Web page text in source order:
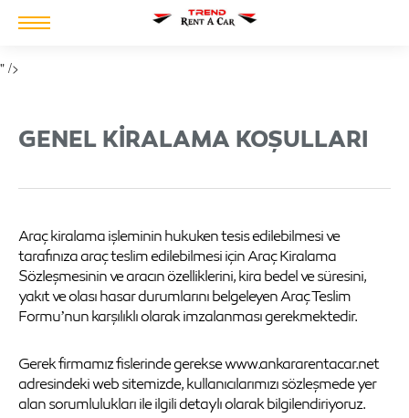
" />
GENEL KIRALAMA KOŞULLARI
Araç kiralama işleminin hukuken tesis edilebilmesi ve
tarafınıza araç teslim edilebilmesi için Araç Kiralama
Sözleşmesinin ve aracın özelliklerini, kira bedel ve süresini,
yakıt ve olası hasar durumlarını belgeleyen Araç Teslim
Formu’nun karşılıklı olarak imzalanması gerekmektedir.
Gerek firmamız fislerinde gerekse www.ankararentacar.net
adresindeki web sitemizde, kullanıcılarımızı sözleşmede yer
alan sorumlulukları ile ilgili detaylı olarak bilgilendiriyoruz.